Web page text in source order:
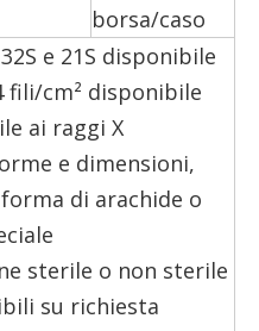
borsa/caso
e 21S disponibile
fili/cm² disponibile
ai raggi X
e dimensioni,
di arachide o
sterile o non sterile
su richiesta